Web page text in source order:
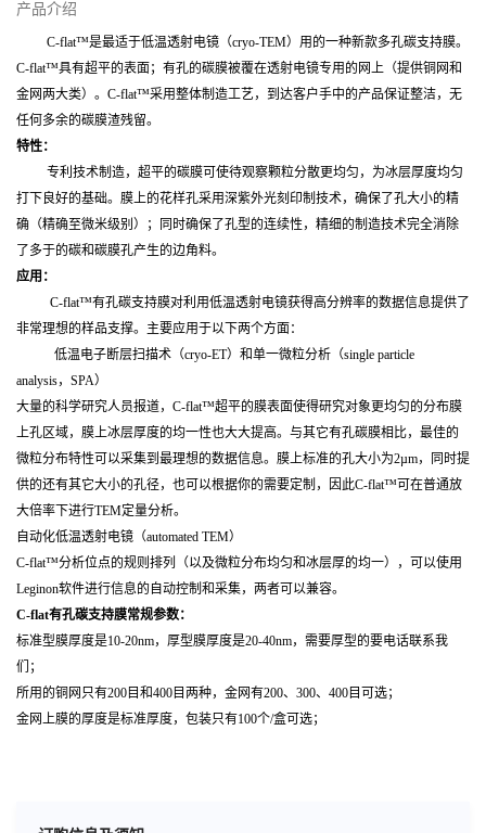
产品介绍
C-flat™是最适于低温透射电镜（cryo-TEM）用的一种新款多孔碳支持膜。
C-flat™具有超平的表面；有孔的碳膜被覆在透射电镜专用的网上（提供铜网和
金网两大类）。C-flat™采用整体制造工艺，到达客户手中的产品保证整洁，无
任何多余的碳膜渣残留。
特性：
专利技术制造，超平的碳膜可使待观察颗粒分散更均匀，为冰层厚度均匀
打下良好的基础。膜上的花样孔采用深紫外光刻印制技术，确保了孔大小的精
确（精确至微米级别）；同时确保了孔型的连续性，精细的制造技术完全消除
了多于的碳和碳膜孔产生的边角料。
应用：
C-flat™有孔碳支持膜对利用低温透射电镜获得高分辨率的数据信息提供了
非常理想的样品支撑。主要应用于以下两个方面：
低温电子断层扫描术（cryo-ET）和单一微粒分析（single particle
analysis，SPA）
大量的科学研究人员报道，C-flat™超平的膜表面使得研究对象更均匀的分布膜
上孔区域，膜上冰层厚度的均一性也大大提高。与其它有孔碳膜相比，最佳的
微粒分布特性可以采集到最理想的数据信息。膜上标准的孔大小为2µm，同时提
供的还有其它大小的孔径，也可以根据你的需要定制，因此C-flat™可在普通放
大倍率下进行TEM定量分析。
自动化低温透射电镜（automated TEM）
C-flat™分析位点的规则排列（以及微粒分布均匀和冰层厚的均一），可以使用
Leginon软件进行信息的自动控制和采集，两者可以兼容。
C-flat有孔碳支持膜常规参数：
标准型膜厚度是10-20nm，厚型膜厚度是20-40nm，需要厚型的要电话联系我
们；
所用的铜网只有200目和400目两种，金网有200、300、400目可选；
金网上膜的厚度是标准厚度，包装只有100个/盒可选；